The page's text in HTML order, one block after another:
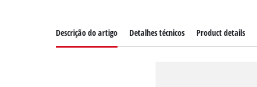
Descrição do artigo Detalhes técnicos Product details